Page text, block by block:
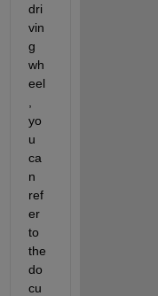
dri
vin
g
wh
eel
yo
u
ca
n
ref
er
to
the
do
cu